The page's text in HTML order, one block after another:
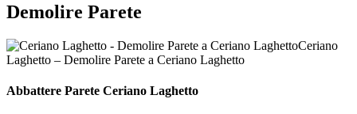
Demolire Parete
Ceriano
Laghetto – Demolire Parete a Ceriano Laghetto
Abbattere Parete Ceriano Laghetto